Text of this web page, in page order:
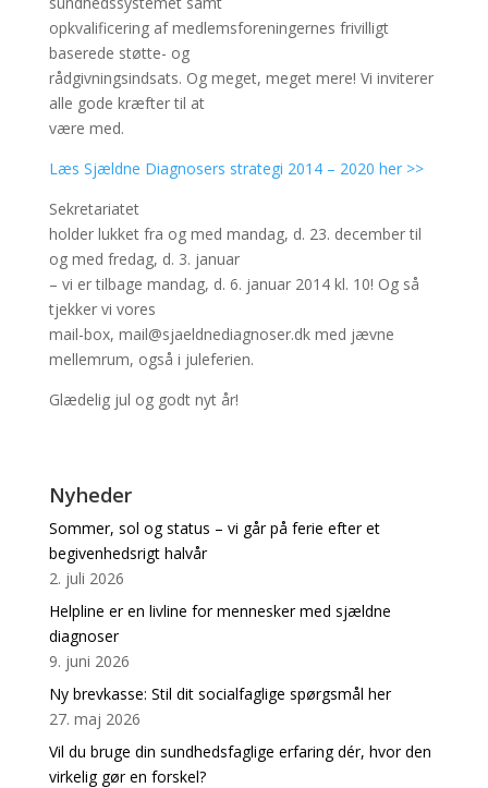
opkvalificering af medlemsforeningernes frivilligt
baserede støtte- og
rådgivningsindsats. Og meget, meget mere! Vi inviterer
alle gode kræfter til at
være med.
Læs Sjældne Diagnosers strategi 2014 – 2020 her >>
Sekretariatet
holder lukket fra og med mandag, d. 23. december til
og med fredag, d. 3. januar
– vi er tilbage mandag, d. 6. januar 2014 kl. 10! Og så
tjekker vi vores
mail-box, mail@sjaeldnediagnoser.dk med jævne
mellemrum, også i juleferien.
Glædelig jul og godt nyt år!
Nyheder
Sommer, sol og status – vi går på ferie efter et
begivenhedsrigt halvår
2. juli 2026
Helpline er en livline for mennesker med sjældne
diagnoser
9. juni 2026
Ny brevkasse: Stil dit socialfaglige spørgsmål her
27. maj 2026
Vil du bruge din sundhedsfaglige erfaring dér, hvor den
virkelig gør en forskel?